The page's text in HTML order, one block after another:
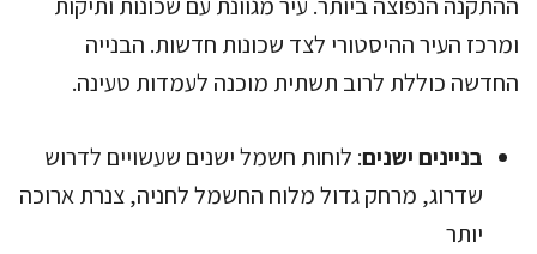
ומרכז העיר ההיסטורי לצד שכונות חדשות. הבנייה
החדשה כוללת לרוב תשתית מוכנה לעמדות טעינה.
בניינים ישנים: לוחות חשמל ישנים שעשויים לדרוש
שדרוג, מרחק גדול מלוח החשמל לחניה, צנרת ארוכה
יותר